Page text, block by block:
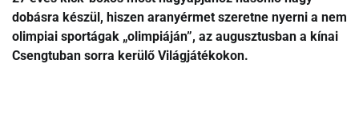
dobásra készül, hiszen aranyérmet szeretne nyerni a nem
olimpiai sportágak „olimpiáján”, az augusztusban a kínai
Csengtuban sorra kerülő Világjátékokon.